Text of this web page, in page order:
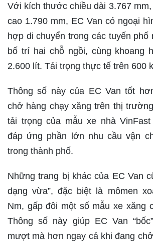
Với kích thước chiều dài 3.767
cao 1.790 mm, EC Van có ngoại
hợp di chuyển trong các tuyến
bố trí hai chỗ ngồi, cùng khoang
2.600 lít. Tải trọng thực tế trên 600
Thông số này của EC Van tốt
chở hàng chạy xăng trên thị
tải trọng của mẫu xe nhà
đáp ứng phần lớn nhu cầu vận
trong thành phố.
Những trang bị khác của EC Van
dạng vừa”, đặc biệt là mômen
Nm, gấp đôi một số mẫu xe xăng
Thông số này giúp EC Van
mượt mà hơn ngay cả khi đang